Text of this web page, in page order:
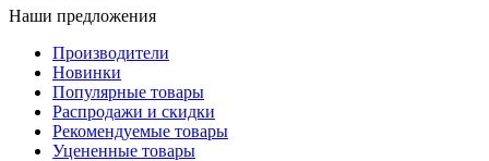
Наши предложения
Производители
Новинки
Популярные товары
Распродажи и скидки
Рекомендуемые товары
Уцененные товары